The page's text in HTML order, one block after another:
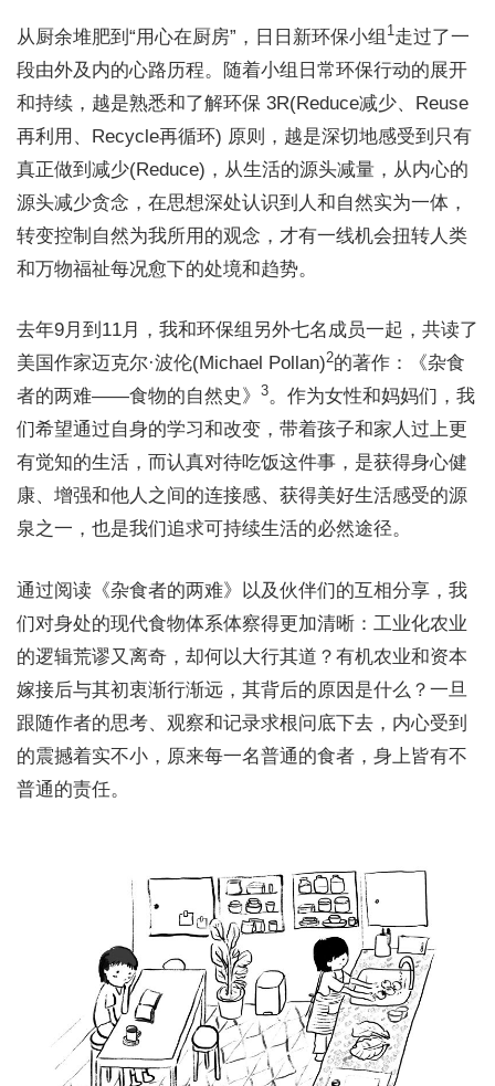
从厨余堆肥到“用心在厨房”，日日新环保小组 1走过了一
段由外及内的心路历程。随着小组日常环保行动的展开
和持续，越是熟悉和了解环保 3R(Reduce减少、Reuse
再利用、Recycle再循环) 原则，越是深切地感受到只有
真正做到减少(Reduce)，从生活的源头减量，从内心的
源头减少贪念，在思想深处认识到人和自然实为一体，
转变控制自然为我所用的观念，才有一线机会扭转人类
和万物福祉每况愈下的处境和趋势。
去年9月到11月，我和环保组另外七名成员一起，共读了
美国作家迈克尔·波伦(Michael Pollan)2的著作：《杂食
者的两难——食物的自然史》 3。作为女性和妈妈们，我
们希望通过自身的学习和改变，带着孩子和家人过上更
有觉知的生活，而认真对待吃饭这件事，是获得身心健
康、增强和他人之间的连接感、获得美好生活感受的源
泉之一，也是我们追求可持续生活的必然途径。
通过阅读《杂食者的两难》以及伙伴们的互相分享，我
们对身处的现代食物体系体察得更加清晰：工业化农业
的逻辑荒谬又离奇，却何以大行其道？有机农业和资本
嫁接后与其初衷渐行渐远，其背后的原因是什么？一旦
跟随作者的思考、观察和记录求根问底下去，内心受到
的震撼着实不小，原来每一名普通的食者，身上皆有不
普通的责任。